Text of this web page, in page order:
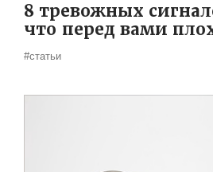
8 тревожных
что перед вами
#статьи